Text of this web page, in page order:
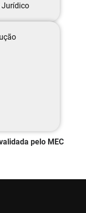
Jurídico
pelo MEC